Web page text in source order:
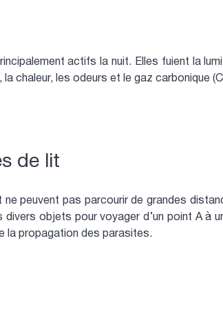
actifs la nuit. Elles fuient la
chaleur, les odeurs et le gaz carbonique
de lit
peuvent pas parcourir de grandes
objets pour voyager d’un point A
la propagation des parasites.